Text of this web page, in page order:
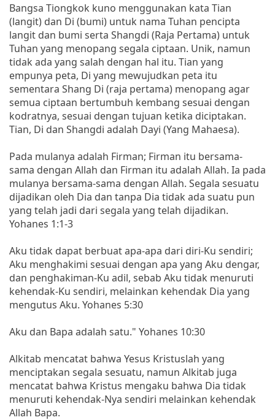
Bangsa Tiongkok kuno menggunakan kata Tian
(langit) dan Di (bumi) untuk nama Tuhan pencipta
langit dan bumi serta Shangdi (Raja Pertama) untuk
Tuhan yang menopang segala ciptaan. Unik, namun
tidak ada yang salah dengan hal itu. Tian yang
empunya peta, Di yang mewujudkan peta itu
sementara Shang Di (raja pertama) menopang agar
semua ciptaan bertumbuh kembang sesuai dengan
kodratnya, sesuai dengan tujuan ketika diciptakan.
Tian, Di dan Shangdi adalah Dayi (Yang Mahaesa).
Pada mulanya adalah Firman; Firman itu bersama-
sama dengan Allah dan Firman itu adalah Allah. Ia pada
mulanya bersama-sama dengan Allah. Segala sesuatu
dijadikan oleh Dia dan tanpa Dia tidak ada suatu pun
yang telah jadi dari segala yang telah dijadikan.
Yohanes 1:1-3
Aku tidak dapat berbuat apa-apa dari diri-Ku sendiri;
Aku menghakimi sesuai dengan apa yang Aku dengar,
dan penghakiman-Ku adil, sebab Aku tidak menuruti
kehendak-Ku sendiri, melainkan kehendak Dia yang
mengutus Aku. Yohanes 5:30
Aku dan Bapa adalah satu." Yohanes 10:30
Alkitab mencatat bahwa Yesus Kristuslah yang
menciptakan segala sesuatu, namun Alkitab juga
mencatat bahwa Kristus mengaku bahwa Dia tidak
menuruti kehendak-Nya sendiri melainkan kehendak
Allah Bapa.